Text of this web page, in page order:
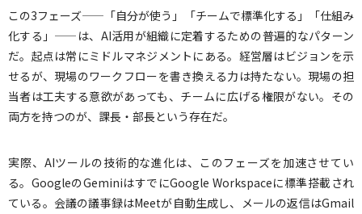
この3フェーズ——「自分が使う」「チームで標準化する」「仕組み
化する」——は、AI活用が組織に定着するための普遍的なパターン
だ。起点は常にミドルマネジメントにある。経営層はビジョンを示
せるが、現場のワークフローを書き換える力は持たない。現場の担
当者は工夫する意欲があっても、チームに広げる権限がない。その
両方を持つのが、課長・部長という存在だ。
実際、AIツールの技術的な進化は、このフェーズを加速させてい
る。GoogleのGeminiはすでにGoogle Workspaceに標準搭載され
ている。会議の議事録はMeetが自動生成し、メールの返信はGmail